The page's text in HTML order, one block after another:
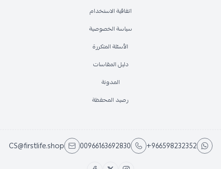
اتفاقية الاستخدام
سياسة الخصوصية
الأسئلة المتكررة
دليل المقاسات
المدونة
رصيد المحفظة
+966598232352
00966163692830
CS@firstlife.shop